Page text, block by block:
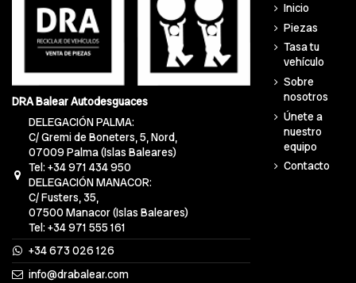
DRA Balear Autodesguaces
DELEGACIÓN PALMA:
C/ Gremi de Boneters, 5, Nord,
07009 Palma (Islas Baleares)
Tel: +34 971 434 950
DELEGACIÓN MANACOR:
C/ Fusters, 35,
07500 Manacor (Islas Baleares)
Tel: +34 971 555 161
+34 673 026 126
info@drabalear.com
Inicio
Piezas
Tasa tu
vehículo
Sobre
nosotros
Únete a
nuestro
equipo
Contacto